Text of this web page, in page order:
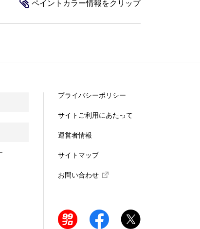
プライバシーポリシー
サイトご利用にあたって
運営者情報
サイトマップ
お問い合わせ